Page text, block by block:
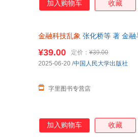
加入购物车 收藏
金融科技乱象 张化桥等 著 金融
¥39.00 定价： ¥39.00
字里图书专营店
2025-06-20 /中国人民大学出版社
加入购物车 收藏